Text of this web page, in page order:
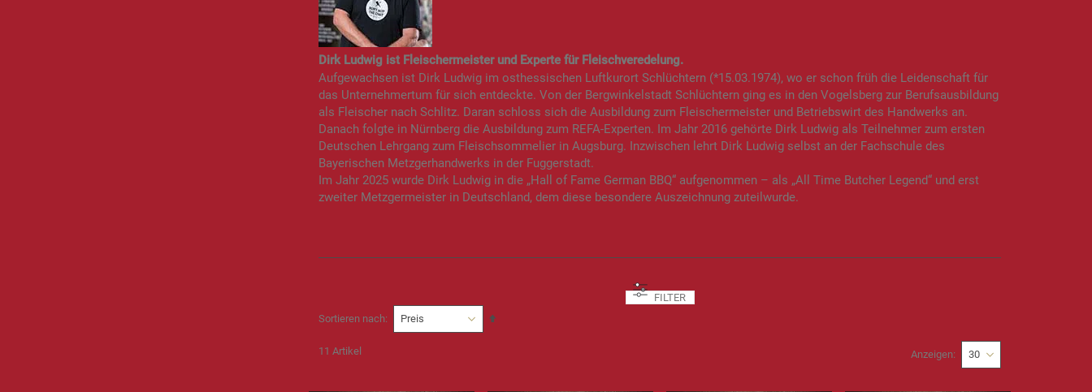
Dirk Ludwig ist Fleischermeister und Experte für Fleischveredelung.
Aufgewachsen ist Dirk Ludwig im osthessischen Luftkurort Schlüchtern (*15.03.1974), wo er schon früh die Leidenschaft für
das Unternehmertum für sich entdeckte. Von der Bergwinkelstadt Schlüchtern ging es in den Vogelsberg zur Berufsausbildung
als Fleischer nach Schlitz. Daran schloss sich die Ausbildung zum Fleischermeister und Betriebswirt des Handwerks an.
Danach folgte in Nürnberg die Ausbildung zum REFA-Experten. Im Jahr 2016 gehörte Dirk Ludwig als Teilnehmer zum ersten
Deutschen Lehrgang zum Fleischsommelier in Augsburg. Inzwischen lehrt Dirk Ludwig selbst an der Fachschule des
Bayerischen Metzgerhandwerks in der Fuggerstadt.
Im Jahr 2025 wurde Dirk Ludwig in die „Hall of Fame German BBQ“ aufgenommen – als „All Time Butcher Legend“ und erst
zweiter Metzgermeister in Deutschland, dem diese besondere Auszeichnung zuteilwurde.
FILTER
Sortieren nach
11 Artikel Anzeigen